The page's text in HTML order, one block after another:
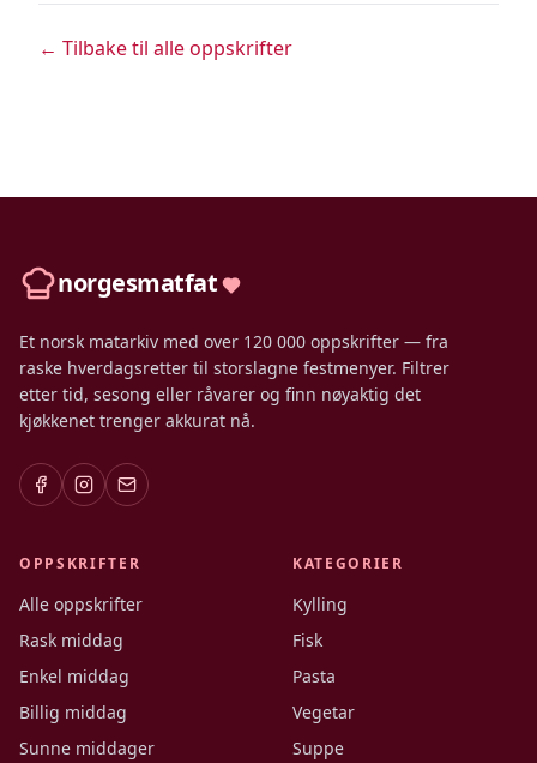
← Tilbake til alle oppskrifter
norgesmatfat
Et norsk matarkiv med over 120 000 oppskrifter — fra
raske hverdagsretter til storslagne festmenyer. Filtrer
etter tid, sesong eller råvarer og finn nøyaktig det
kjøkkenet trenger akkurat nå.
OPPSKRIFTER
Alle oppskrifter
Rask middag
Enkel middag
Billig middag
Sunne middager
KATEGORIER
Kylling
Fisk
Pasta
Vegetar
Suppe